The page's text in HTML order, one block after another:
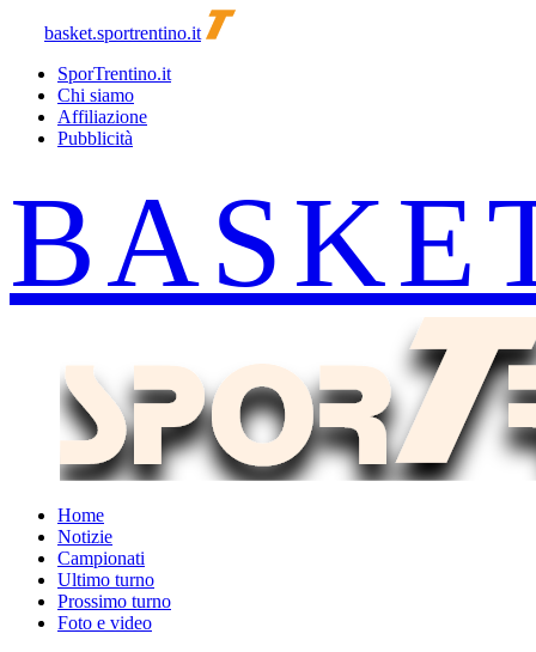
basket.sportrentino.it
SporTrentino.it
Chi siamo
Affiliazione
Pubblicità
Home
Notizie
Campionati
Ultimo turno
Prossimo turno
Foto e video